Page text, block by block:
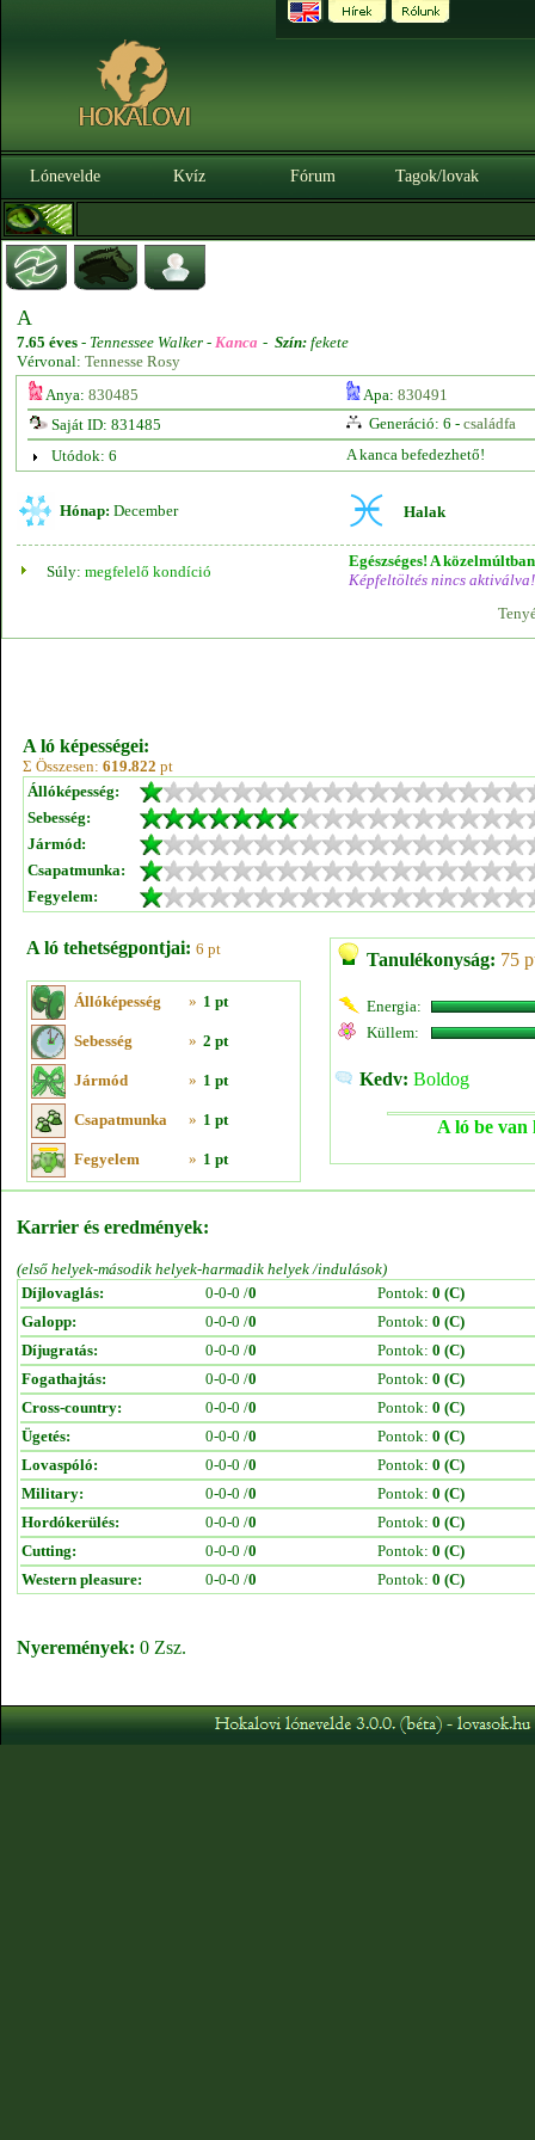
Lónevelde Kvíz Fórum Tagok/lovak
A
7.65 éves - Tennessee Walker - Kanca - Szín: fekete
Vérvonal: Tennesse Rosy
Anya: 830485 Apa: 830491
Saját ID: 831485
Generáció: 6 - családfa
Utódok: 6
A kanca befedezhető!
Hónap: December Halak
Súly: megfelelő kondíció
Egészséges! A
Képfeltöltés nincs aktiválva!
A ló képességei:
Σ Összesen: 619.822 pt
Állóképesség:
Sebesség:
Jármód:
Csapatmunka:
Fegyelem:
A ló tehetségpontjai: 6 pt
Állóképesség » 1 pt
Sebesség » 2 pt
Jármód » 1 pt
Csapatmunka » 1 pt
Fegyelem » 1 pt
Tanulékonyság: 75
Energia:
Küllem:
Kedv: Boldog
A ló be van
Karrier és eredmények:
(első helyek-második helyek-harmadik helyek /indulások)
Díjlovaglás:
0-0-0 /0 Pontok: 0 (C)
Galopp:
0-0-0 /0 Pontok: 0 (C)
Díjugratás:
0-0-0 /0 Pontok: 0 (C)
Fogathajtás:
0-0-0 /0 Pontok: 0 (C)
Cross-country:
0-0-0 /0 Pontok: 0 (C)
Ügetés:
0-0-0 /0 Pontok: 0 (C)
Lovaspóló:
0-0-0 /0 Pontok: 0 (C)
Military:
0-0-0 /0 Pontok: 0 (C)
Hordókerülés:
0-0-0 /0 Pontok: 0 (C)
Cutting:
0-0-0 /0 Pontok: 0 (C)
Western pleasure:
0-0-0 /0 Pontok: 0 (C)
Nyeremények: 0 Zsz.